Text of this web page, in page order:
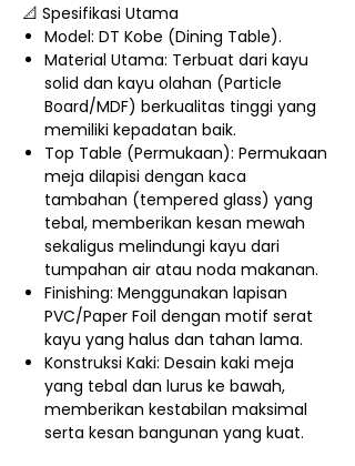
📐 Spesifikasi Utama
Model: DT Kobe (Dining Table).
Material Utama: Terbuat dari kayu
solid dan kayu olahan (Particle
Board/MDF) berkualitas tinggi yang
memiliki kepadatan baik.
Top Table (Permukaan): Permukaan
meja dilapisi dengan kaca
tambahan (tempered glass) yang
tebal, memberikan kesan mewah
sekaligus melindungi kayu dari
tumpahan air atau noda makanan.
Finishing: Menggunakan lapisan
PVC/Paper Foil dengan motif serat
kayu yang halus dan tahan lama.
Konstruksi Kaki: Desain kaki meja
yang tebal dan lurus ke bawah,
memberikan kestabilan maksimal
serta kesan bangunan yang kuat.